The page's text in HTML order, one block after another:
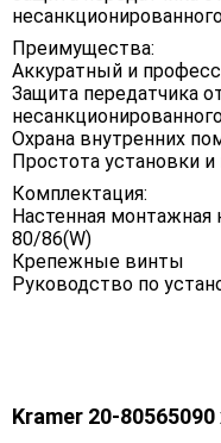
Преимущества:
Аккуратный и
Защита передатчика
Охрана внутренних
Простота установки и
Комплектация:
Настенная монтажная
80/86(W)
Крепежные винты
Руководство по
Kramer 20-